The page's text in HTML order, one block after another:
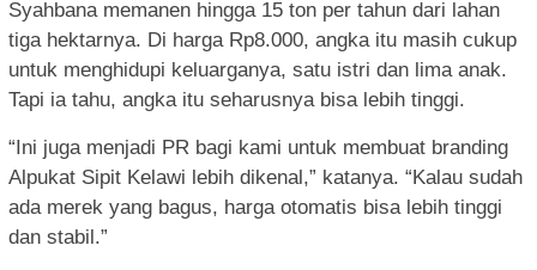
Syahbana memanen hingga 15 ton per tahun dari lahan
tiga hektarnya. Di harga Rp8.000, angka itu masih cukup
untuk menghidupi keluarganya, satu istri dan lima anak.
Tapi ia tahu, angka itu seharusnya bisa lebih tinggi.
“Ini juga menjadi PR bagi kami untuk membuat branding
Alpukat Sipit Kelawi lebih dikenal,” katanya. “Kalau sudah
ada merek yang bagus, harga otomatis bisa lebih tinggi
dan stabil.”